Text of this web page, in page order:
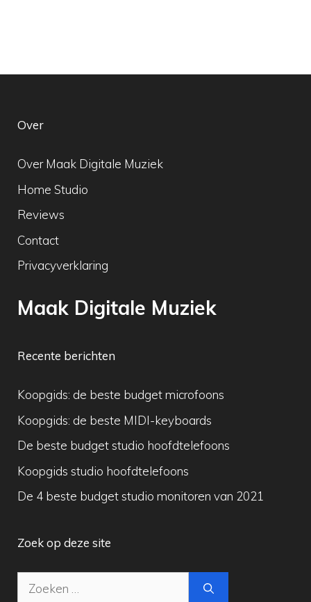
Over
Over Maak Digitale Muziek
Home Studio
Reviews
Contact
Privacyverklaring
Maak Digitale Muziek
Recente berichten
Koopgids: de beste budget microfoons
Koopgids: de beste MIDI-keyboards
De beste budget studio hoofdtelefoons
Koopgids studio hoofdtelefoons
De 4 beste budget studio monitoren van 2021
Zoek op deze site
Zoek